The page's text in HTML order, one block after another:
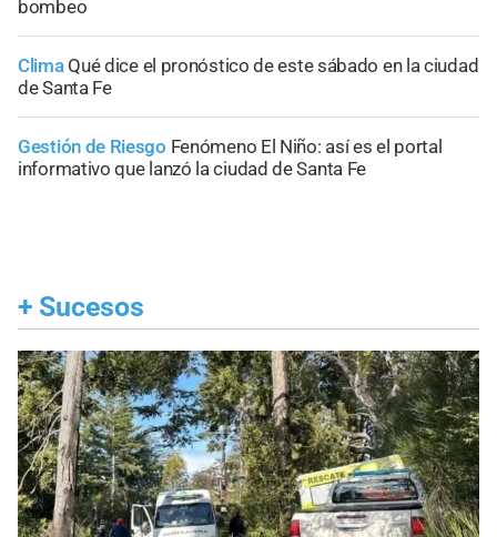
bombeo
Clima Qué dice el pronóstico de este sábado en la ciudad
de Santa Fe
Gestión de Riesgo Fenómeno El Niño: así es el portal
informativo que lanzó la ciudad de Santa Fe
+ Sucesos